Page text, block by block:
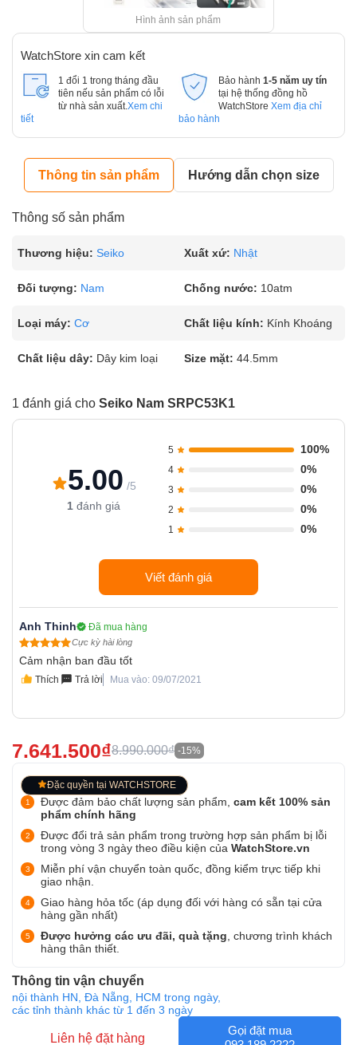
Hình ảnh sản phẩm
WatchStore xin cam kết
1 đổi 1 trong tháng đầu
tiên nếu sản phẩm có lỗi
từ nhà sản xuất. Xem chi
tiết
Bảo hành 1-5 năm uy tín
tại hệ thống đồng hồ
WatchStore Xem địa chỉ
bảo hành
Thông tin sản phẩm Hướng dẫn chọn size
Thông số sản phẩm
Thương hiệu: Seiko Xuất xứ: Nhật
Đối tượng: Nam Chống nước: 10atm
Loại máy: Cơ Chất liệu kính: Kính Khoáng
Chất liệu dây: Dây kim loại Size mặt: 44.5mm
1 đánh giá cho Seiko Nam SRPC53K1
5.00 /5
1 đánh giá
5 100%
4 0%
3 0%
2 0%
1 0%
Viết đánh giá
Anh Thinh Đã mua hàng
Cực kỳ hài lòng
Cảm nhận ban đầu tốt
Thích Trả lời Mua vào: 09/07/2021
7.641.500₫8.990.000₫ -15%
Đặc quyền tại WATCHSTORE
Được đảm bảo chất lượng sản phẩm, cam kết 100% sản
phẩm chính hãng
Được đổi trả sản phẩm trong trường hợp sản phẩm bị lỗi
trong vòng 3 ngày theo điều kiện của WatchStore.vn
Miễn phí vận chuyển toàn quốc, đồng kiểm trực tiếp khi
giao nhận.
Giao hàng hỏa tốc (áp dụng đối với hàng có sẵn tại cửa
hàng gần nhất)
Được hưởng các ưu đãi, quà tặng , chương trình khách
hàng thân thiết.
Thông tin vận chuyển
nội thành HN, Đà Nẵng, HCM trong ngày,
các tỉnh thành khác từ 1 đến 3 ngày
Liên hệ đặt hàng
Gọi đặt mua